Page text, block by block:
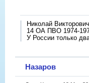
Николай Викторович
14 ОА ПВО 1974-
У России только
Назаров